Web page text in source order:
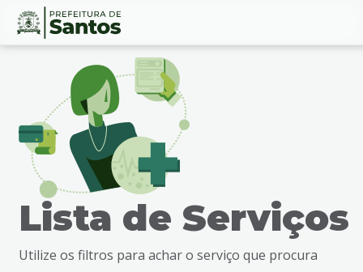
Ir
busca
Conteúdo
Lista de Serviços
Utilize os filtros para achar o serviço que procura